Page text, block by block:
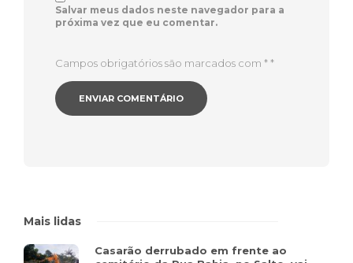
Salvar meus dados neste navegador para a
próxima vez que eu comentar.
Campos obrigatórios são marcados com **
Mais lidas
Casarão derrubado em frente ao